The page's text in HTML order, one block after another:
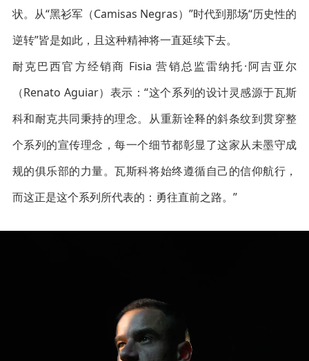
状。从“黑衫军（Camisas Negras）”时代到那场“历史性的
逆转”皆是如此，且这种精神将一直延续下去。
耐克巴西官方经销商 Fisia 营销总监雷纳托·阿吉亚尔
（Renato Aguiar）表示：“这个系列的设计灵感源于瓦斯
科和耐克共同秉持的理念。从重新诠释的斜条纹到贯穿整
个系列的宣传理念，每一个细节都彰显了这家从未墨守成
规的俱乐部的力量。瓦斯科将始终遵循自己的信仰航行，
而这正是这个系列所代表的：勇往直前之路。”